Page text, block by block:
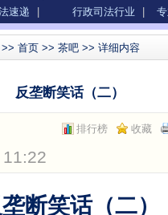
速递 行政司法行业
>> 首页 >> 茶吧 >> 详细内容
反垄断笑话（二）
排行榜 收藏
断笑话（二）